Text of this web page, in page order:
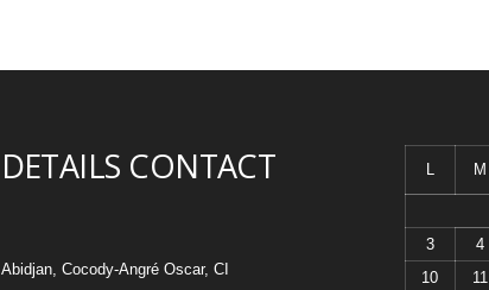
DETAILS CONTACT
Abidjan, Cocody-Angré Oscar, CI
L M
3
4
10
11